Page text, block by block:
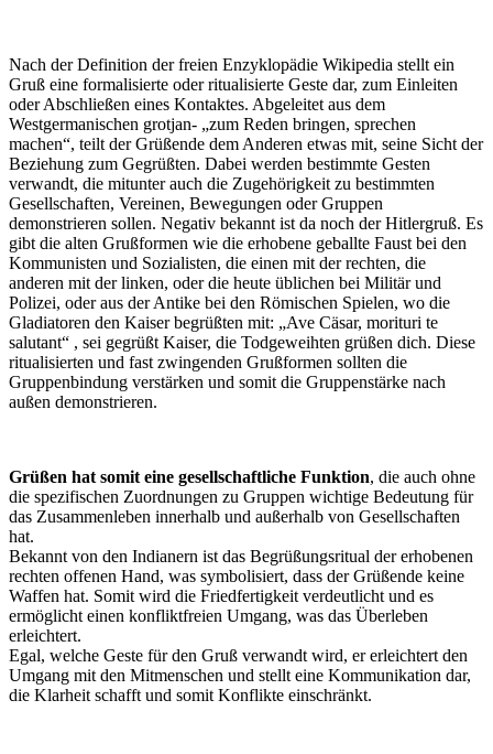
Nach der Definition der freien Enzyklopädie Wikipedia stellt ein
Gruß eine formalisierte oder ritualisierte Geste dar, zum Einleiten
oder Abschließen eines Kontaktes. Abgeleitet aus dem
Westgermanischen grotjan- „zum Reden bringen, sprechen
machen“, teilt der Grüßende dem Anderen etwas mit, seine Sicht der
Beziehung zum Gegrüßten. Dabei werden bestimmte Gesten
verwandt, die mitunter auch die Zugehörigkeit zu bestimmten
Gesellschaften, Vereinen, Bewegungen oder Gruppen
demonstrieren sollen. Negativ bekannt ist da noch der Hitlergruß. Es
gibt die alten Grußformen wie die erhobene geballte Faust bei den
Kommunisten und Sozialisten, die einen mit der rechten, die
anderen mit der linken, oder die heute üblichen bei Militär und
Polizei, oder aus der Antike bei den Römischen Spielen, wo die
Gladiatoren den Kaiser begrüßten mit: „Ave Cäsar, morituri te
salutant“ , sei gegrüßt Kaiser, die Todgeweihten grüßen dich. Diese
ritualisierten und fast zwingenden Grußformen sollten die
Gruppenbindung verstärken und somit die Gruppenstärke nach
außen demonstrieren.
Grüßen hat somit eine gesellschaftliche Funktion, die auch ohne
die spezifischen Zuordnungen zu Gruppen wichtige Bedeutung für
das Zusammenleben innerhalb und außerhalb von Gesellschaften
hat.
Bekannt von den Indianern ist das Begrüßungsritual der erhobenen
rechten offenen Hand, was symbolisiert, dass der Grüßende keine
Waffen hat. Somit wird die Friedfertigkeit verdeutlicht und es
ermöglicht einen konfliktfreien Umgang, was das Überleben
erleichtert.
Egal, welche Geste für den Gruß verwandt wird, er erleichtert den
Umgang mit den Mitmenschen und stellt eine Kommunikation dar,
die Klarheit schafft und somit Konflikte einschränkt.